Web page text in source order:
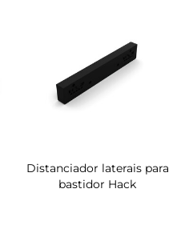
Distanciador laterais para
bastidor Hack